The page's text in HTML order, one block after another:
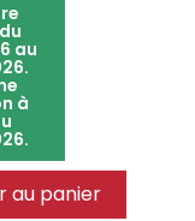
au
à
au panier